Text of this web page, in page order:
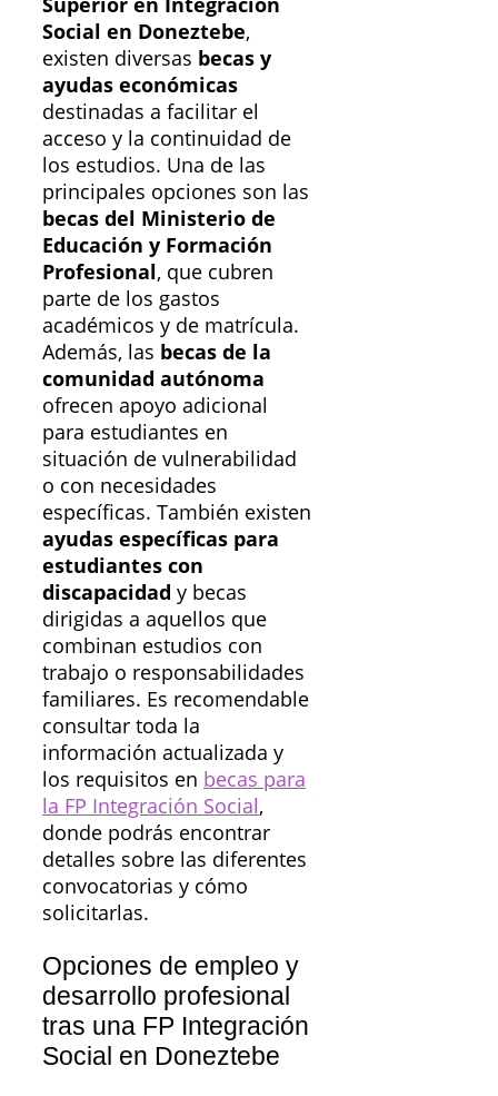
Social en Doneztebe,
existen diversas becas y
ayudas económicas
destinadas a facilitar el
acceso y la continuidad de
los estudios. Una de las
principales opciones son las
becas del Ministerio de
Educación y Formación
Profesional, que cubren
parte de los gastos
académicos y de matrícula.
Además, las becas de la
comunidad autónoma
ofrecen apoyo adicional
para estudiantes en
situación de vulnerabilidad
o con necesidades
específicas. También existen
ayudas específicas para
estudiantes con
discapacidad y becas
dirigidas a aquellos que
combinan estudios con
trabajo o responsabilidades
familiares. Es recomendable
consultar toda la
información actualizada y
los requisitos en becas para
la FP Integración Social,
donde podrás encontrar
detalles sobre las diferentes
convocatorias y cómo
solicitarlas.
Opciones de empleo y
desarrollo profesional
tras una FP Integración
Social en Doneztebe